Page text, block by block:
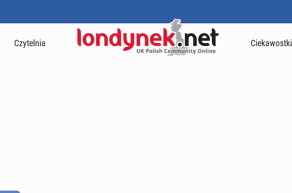
Czytelnia Ciekawostki